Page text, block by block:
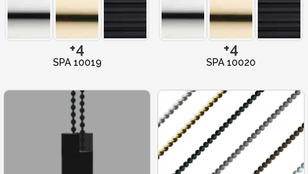
+4
SPA 10019
+4
SPA 10020